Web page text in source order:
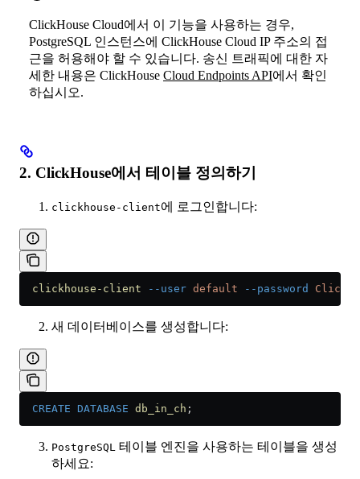
ClickHouse Cloud에서 이 기능을 사용하는 경우,
PostgreSQL 인스턴스에 ClickHouse Cloud IP 주소의 접
근을 허용해야 할 수 있습니다. 송신 트래픽에 대한 자
세한 내용은 ClickHouse Cloud Endpoints API에서 확인
하십시오.
2. ClickHouse에서 테이블 정의하기
clickhouse-client에 로그인합니다:
  clickhouse-client
--user default --password
새 데이터베이스를 생성합니다:
  CREATE
DATABASE db_in_ch ;
PostgreSQL 테이블 엔진을 사용하는 테이블을 생성
하세요: